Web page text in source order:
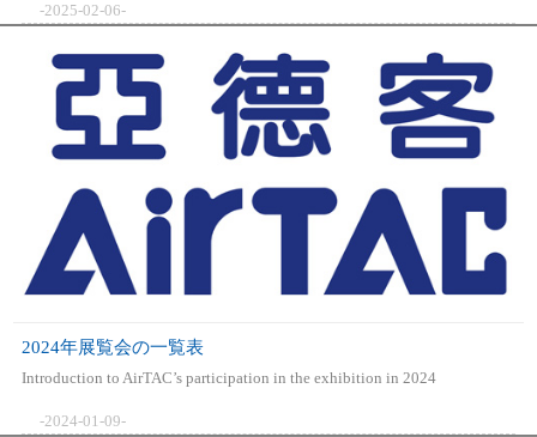
-2025-02-06-
2024年展覧会の一覧表
Introduction to AirTAC’s participation in the exhibition in 2024
-2024-01-09-